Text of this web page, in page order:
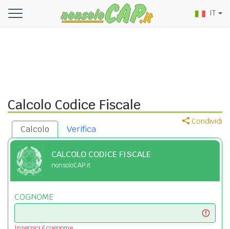
IT
Calcolo Codice Fiscale
Condividi
Calcolo Verifica
CALCOLO CODICE FISCALE
nonsoloCAP.it
COGNOME